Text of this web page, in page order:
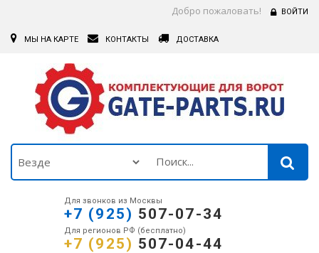
Добро пожаловать! ВОЙТИ
МЫ НА КАРТЕ КОНТАКТЫ ДОСТАВКА
Для звонков из Москвы
+7 (925) 507-07-34
Для регионов РФ (бесплатно)
+7 (925) 507-04-44